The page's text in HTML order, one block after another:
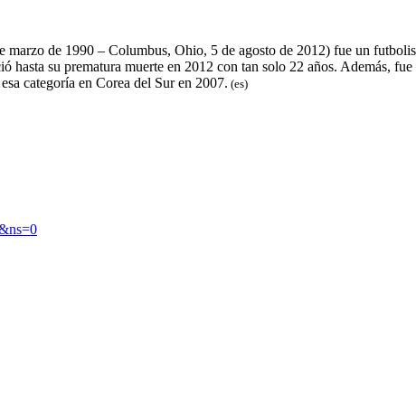
de 1990 – Columbus, Ohio, 5 de agosto de 2012) fue un
hasta su prematura muerte​ en 2012 con tan solo 22 años.​​​ Además,
categoría en Corea del Sur en 2007. (es)